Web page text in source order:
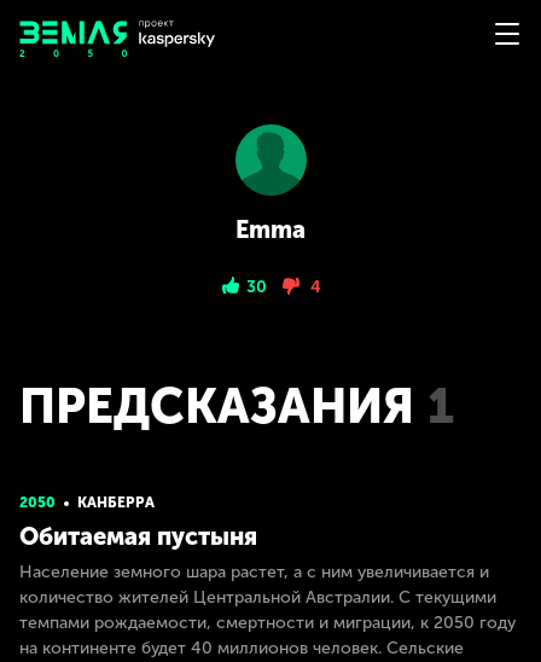
Emma
30 4
ПРЕДСКАЗАНИЯ 1
2050 КАНБЕРРА
Обитаемая пустыня
Население земного шара растет, а с ним увеличивается и
количество жителей Центральной Австралии. С текущими
темпами рождаемости, смертности и миграции, к 2050 году
на континенте будет 40 миллионов человек. Сельские